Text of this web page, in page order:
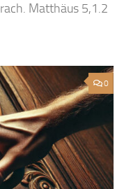
Matthäus 5,1.2
0